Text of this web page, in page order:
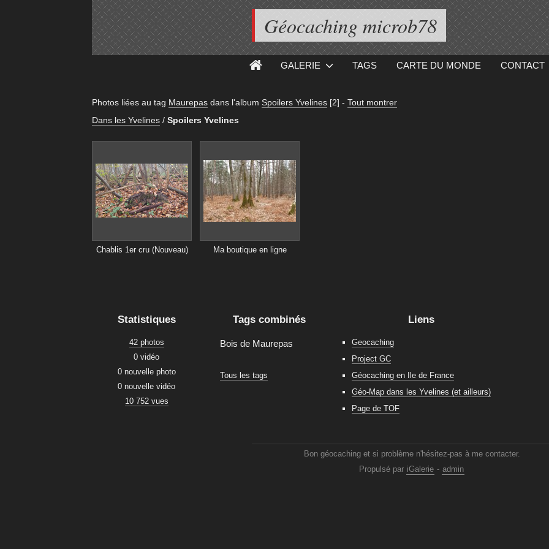
Géocaching microb78
GALERIE TAGS CARTE DU MONDE CONTACT
Photos liées au tag Maurepasdans l'album Spoilers Yvelines [2] - Tout montrer
Dans les Yvelines / Spoilers Yvelines
Chablis 1er cru (Nouveau) Ma boutique en ligne
Statistiques
42 photos
0 vidéo
0 nouvelle photo
0 nouvelle vidéo
10 752 vues
Tags combinés
Bois de Maurepas
Tous les tags
Liens
Geocaching
Project GC
Géocaching en Ile de France
Géo-Map dans les Yvelines (et ailleurs)
Page de TOF
Bon géocaching et si problème n'hésitez-pas à me contacter.
Propulsé par iGalerie - admin